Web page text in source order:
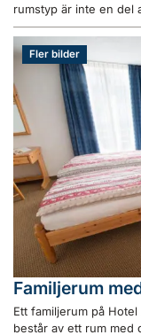
rumstyp är inte en del
Fler bilder
Familjerum
Ett familjerum på
består av ett rum med